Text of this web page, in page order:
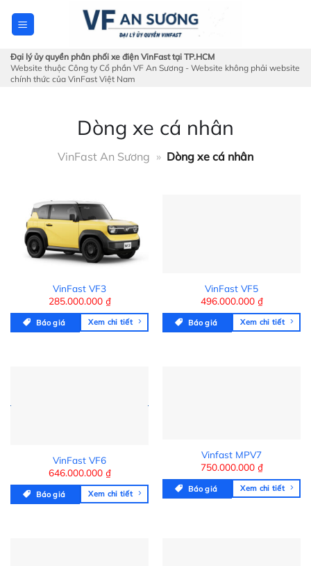
Đại lý ủy quyền phân phối xe điện VinFast tại TP.HCM
Website thuộc Công ty Cổ phần VF An Sương - Website không phải website
chính thức của VinFast Việt Nam
Dòng xe cá nhân
VinFast An Sương » Dòng xe cá nhân
VinFast VF3
285.000.000 ₫
Báo giá Xem chi tiết
VinFast VF5
496.000.000 ₫
Báo giá Xem chi tiết
VinFast VF6
646.000.000 ₫
Báo giá Xem chi tiết
Vinfast MPV7
750.000.000 ₫
Báo giá Xem chi tiết